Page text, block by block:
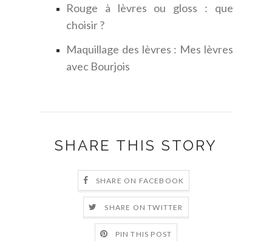
Rouge à lèvres ou gloss : que
choisir ?
Maquillage des lèvres : Mes lèvres
avec Bourjois
SHARE THIS STORY
SHARE ON FACEBOOK
SHARE ON TWITTER
PIN THIS POST